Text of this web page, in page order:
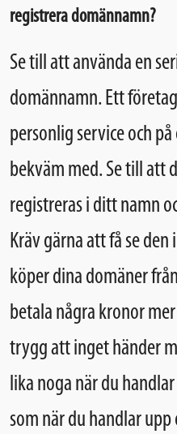
registrera domännamn?
Se till att använda en
domännamn. Ett
personlig service och
bekväm med. Se till att
registreras i ditt namn
Kräv gärna att få se
köper dina domäner
betala några kronor
trygg att inget händer
lika noga när du
som när du handlar